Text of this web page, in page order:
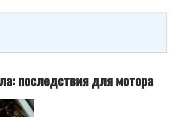
последствия для мотора